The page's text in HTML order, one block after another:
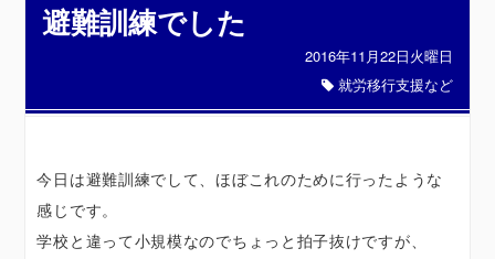
避難訓練でした
2016年11月22日火曜日
就労移行支援など
今日は避難訓練でして、ほぼこれのために行ったような
感じです。
学校と違って小規模なのでちょっと拍子抜けですが、